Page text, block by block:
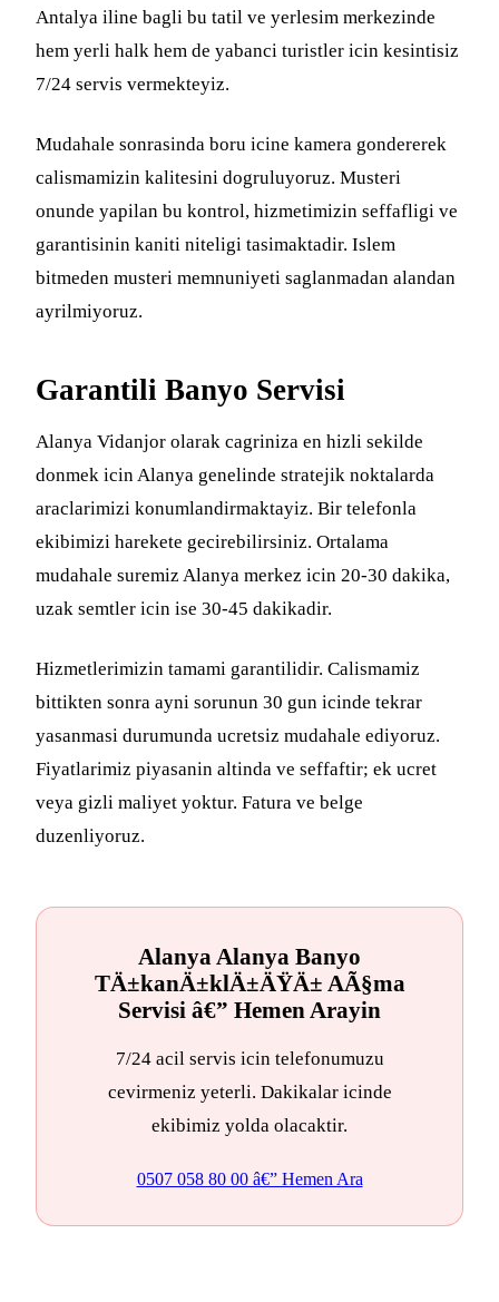
Antalya iline bagli bu tatil ve yerlesim merkezinde
hem yerli halk hem de yabanci turistler icin kesintisiz
7/24 servis vermekteyiz.
Mudahale sonrasinda boru icine kamera gondererek
calismamizin kalitesini dogruluyoruz. Musteri
onunde yapilan bu kontrol, hizmetimizin seffafligi ve
garantisinin kaniti niteligi tasimaktadir. Islem
bitmeden musteri memnuniyeti saglanmadan alandan
ayrilmiyoruz.
Garantili Banyo Servisi
Alanya Vidanjor olarak cagriniza en hizli sekilde
donmek icin Alanya genelinde stratejik noktalarda
araclarimizi konumlandirmaktayiz. Bir telefonla
ekibimizi harekete gecirebilirsiniz. Ortalama
mudahale suremiz Alanya merkez icin 20-30 dakika,
uzak semtler icin ise 30-45 dakikadir.
Hizmetlerimizin tamami garantilidir. Calismamiz
bittikten sonra ayni sorunun 30 gun icinde tekrar
yasanmasi durumunda ucretsiz mudahale ediyoruz.
Fiyatlarimiz piyasanin altinda ve seffaftir; ek ucret
veya gizli maliyet yoktur. Fatura ve belge
duzenliyoruz.
Alanya Alanya Banyo
TÄ±kanÄ±klÄ±ÄŸÄ± AÃ§ma
Servisi â€” Hemen Arayin
7/24 acil servis icin telefonumuzu
cevirmeniz yeterli. Dakikalar icinde
ekibimiz yolda olacaktir.
0507 058 80 00 â€” Hemen Ara